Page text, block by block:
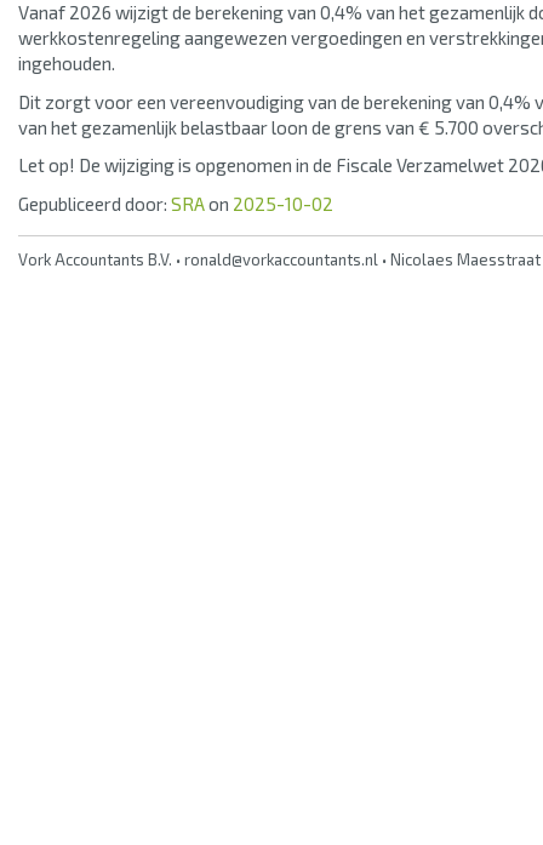
Vanaf 2026 wijzigt de berekening van 0,4% van het
werkkostenregeling aangewezen vergoedingen en
ingehouden.
Dit zorgt voor een vereenvoudiging van de berekening van
van het gezamenlijk belastbaar loon de grens van € 5.700
Let op! De wijziging is opgenomen in de Fiscale Verzamelwet
Gepubliceerd door: SRAon 2025-10-02
Vork Accountants B.V. • ronald@vorkaccountants.nl • Nicolaes